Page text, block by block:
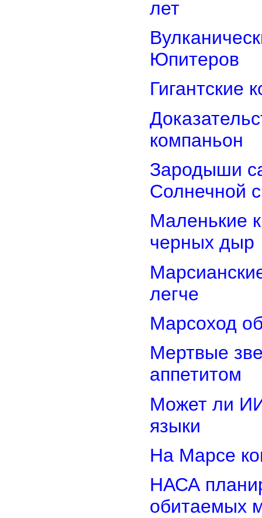
лет
Юпитеров
Гигантские
компаньон
Зародыши
Солнечной
Маленькие
черных дыр
легче
Марсоход
Мертвые
аппетитом
Может ли
языки
На Марсе
НАСА
обитаемых